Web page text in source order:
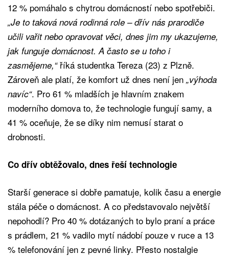
12 % pomáhalo s chytrou domácností nebo spotřebiči.
„Je to taková nová rodinná role – dřív nás prarodiče
učili vařit nebo opravovat věci, dnes jim my ukazujeme,
jak funguje domácnost. A často se u toho i
zasmějeme,“říká studentka Tereza (23) z Plzně.
Zároveň ale platí, že komfort už dnes není jen „výhoda
navíc“. Pro 61 % mladších je hlavním znakem
moderního domova to, že technologie fungují samy, a
41 % oceňuje, že se díky nim nemusí starat o
drobnosti.
Co dřív obtěžovalo, dnes řeší technologie
Starší generace si dobře pamatuje, kolik času a energie
stála péče o domácnost. A co představovalo největší
nepohodlí? Pro 40 % dotázaných to bylo praní a práce
s prádlem, 21 % vadilo mytí nádobí pouze v ruce a 13
% telefonování jen z pevné linky. Přesto nostalgie